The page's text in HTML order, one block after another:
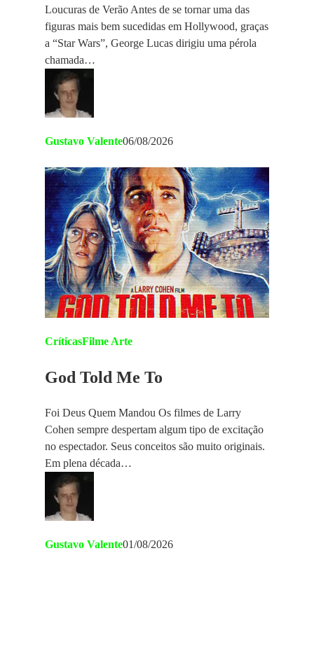
Loucuras de Verão Antes de se tornar uma das
figuras mais bem sucedidas em Hollywood, graças
a “Star Wars”, George Lucas dirigiu uma pérola
chamada…
Gustavo Valente06/08/2026
CríticasFilme Arte
God Told Me To
Foi Deus Quem Mandou Os filmes de Larry
Cohen sempre despertam algum tipo de excitação
no espectador. Seus conceitos são muito originais.
Em plena década…
Gustavo Valente01/08/2026